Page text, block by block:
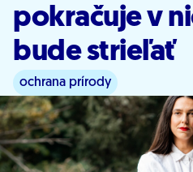
pokračuje v
bude strieľať
ochrana prírody